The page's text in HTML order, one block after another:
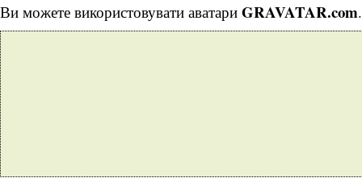
Ви можете використовувати аватари GRAVATAR.com.